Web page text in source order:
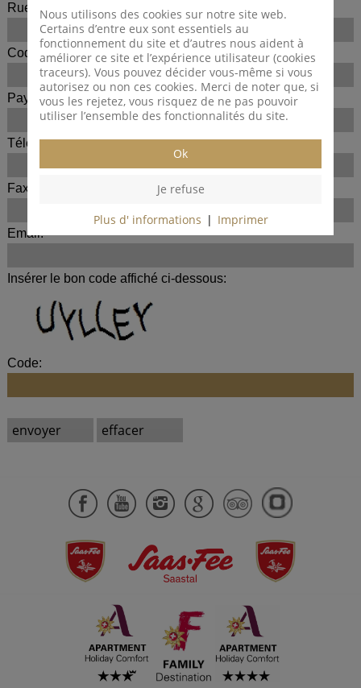
Rue: *
Code postal / Lieu: *
Pays:
Téléphone:
Fax:
Email: *
Insérer le bon code affiché ci-dessous:
Code:
Nous utilisons des cookies sur notre site web.
Certains d’entre eux sont essentiels au
fonctionnement du site et d’autres nous aident à
améliorer ce site et l’expérience utilisateur (cookies
traceurs). Vous pouvez décider vous-même si vous
autorisez ou non ces cookies. Merci de noter que, si
vous les rejetez, vous risquez de ne pas pouvoir
utiliser l’ensemble des fonctionnalités du site.
Ok
Je refuse
Plus d' informations | Imprimer